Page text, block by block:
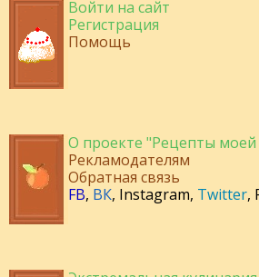
Войти на сайт
Регистрация
Помощь
О проекте "Рецепты
Рекламодателям
Обратная связь
FB, ВК, Instagram, Twitter,